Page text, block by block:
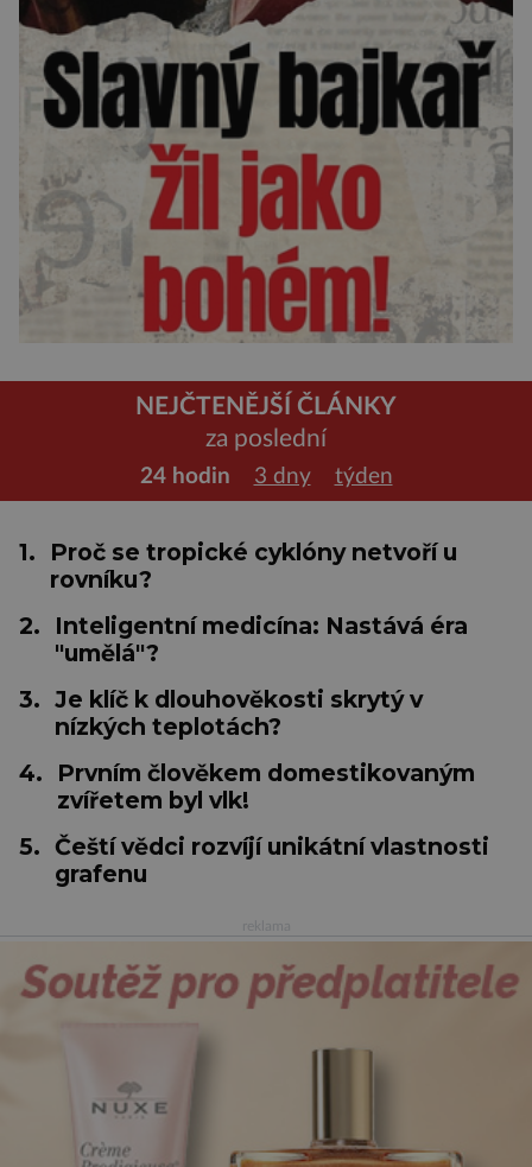
NEJČTENĚJŠÍ ČLÁNKY
za poslední
24 hodin 3 dny týden
1.
Proč se tropické cyklóny netvoří u
rovníku?
2.
Inteligentní medicína: Nastává éra
"umělá"?
3. Je klíč k dlouhověkosti skrytý v
nízkých teplotách?
4.
Prvním člověkem domestikovaným
zvířetem byl vlk!
5. Čeští vědci rozvíjí unikátní vlastnosti
grafenu